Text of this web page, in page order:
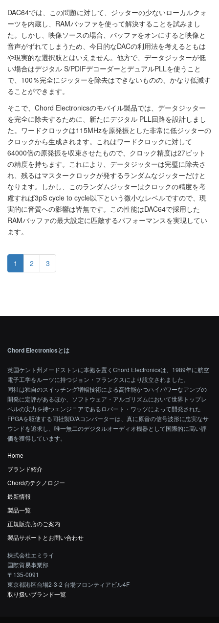
DAC64では、この問題に対して、ジッターの少ないローカルクォ
ーツを内蔵し、RAMバッファを使って解決することを試みまし
た。しかし、映像ソースの場合、バッファをオンにすると映像と
音声がずれてしまうため、今日的なDACの利用法を考えるともは
や現実的な選択肢とはいえません。他方で、データジッターが低
い場合はデジタル S/PDIFデコーダーとデュアルPLLを使うこと
で、100％完全にジッターを除去はできないものの、かなり低減す
ることができます。
そこで、Chord Electronicsのモバイル製品では、データジッター
を完全に除去するために、新たにデジタル PLL回路を設計しまし
た。ワードクロックは115MHzを原発振とした非常に低ジッターの
クロックから生成されます。これはワードクロックに対して
64000倍の原発振を収束させたもので、クロック精度は27ビット
の精度を持ちます。これにより、データジッターは完璧に除去さ
れ、残るはマスタークロックが発するランダムなジッターだけと
なります。しかし、このランダムジッターはクロックの精度を考
慮すれば3pS cycle to cycle以下という微小なレベルですので、現
実的に音質への影響は皆無です。この性能はDAC64で採用した
RAMバッファの最大設定に匹敵するパフォーマンスを実現してい
ます。
1 2 3
Chord Electronicsとは
英国ケント州メードストンに本拠を置くChord Electronicsは、1989年に航空
電子工学をルーツに持つジョン・フランクスにより設立されました。
同社は独自のスイッチング増幅技術による高性能かつハイパワーなアンプの
開発に定評があるほか、ソフトウェア・アルゴリズムにおいて世界トップレ
ベルの実力を持つエンジニアであるロバート・ワッツによって開発された
FPGAを駆使する同社製D/Aコンバーターは、真に原音の信号波形に忠実なサ
ウンドを追求し、唯一無二のデジタルオーディオ機器として国際的に高い評
価を獲得しています。
Home
ブランド紹介
Chordのテクノロジー
最新情報
製品一覧
正規販売店のご案内
製品サポートとお問い合わせ
株式会社エミライ
国際貿易事業部
〒135-0091
東京都港区台場2-3-2 台場フロンティアビル4F
取り扱いブランド一覧